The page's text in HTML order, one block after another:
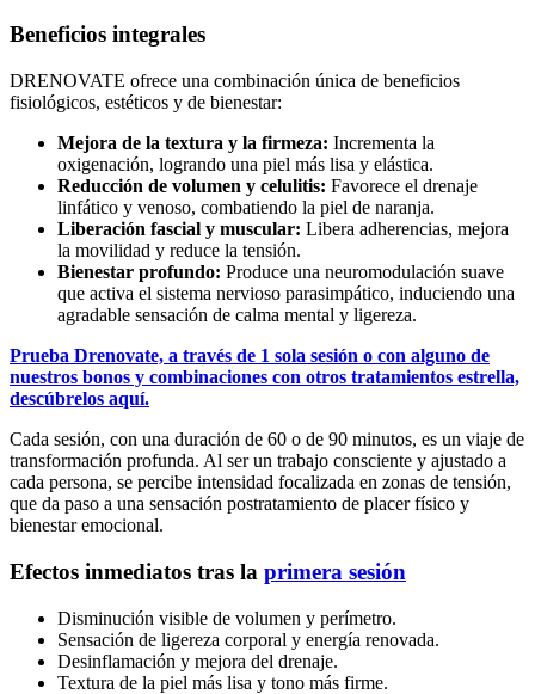
Beneficios integrales
DRENOVATE ofrece una combinación única de beneficios
fisiológicos, estéticos y de bienestar:
Mejora de la textura y la firmeza: Incrementa la
oxigenación, logrando una piel más lisa y elástica.
Reducción de volumen y celulitis: Favorece el drenaje
linfático y venoso, combatiendo la piel de naranja.
Liberación fascial y muscular: Libera adherencias, mejora
la movilidad y reduce la tensión.
Bienestar profundo: Produce una neuromodulación suave
que activa el sistema nervioso parasimpático, induciendo una
agradable sensación de calma mental y ligereza.
Prueba Drenovate, a través de 1 sola sesión o con alguno de
nuestros bonos y combinaciones con otros tratamientos estrella,
descúbrelos aquí.
Cada sesión, con una duración de 60 o de 90 minutos, es un viaje de
transformación profunda. Al ser un trabajo consciente y ajustado a
cada persona, se percibe intensidad focalizada en zonas de tensión,
que da paso a una sensación postratamiento de placer físico y
bienestar emocional.
Efectos inmediatos tras la primera sesión
Disminución visible de volumen y perímetro.
Sensación de ligereza corporal y energía renovada.
Desinflamación y mejora del drenaje.
Textura de la piel más lisa y tono más firme.